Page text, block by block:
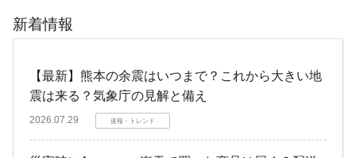
新着情報
【最新】熊本の余震はいつまで？これから大きい地
震は来る？気象庁の見解と備え
2026.07.29 速報・トレンド